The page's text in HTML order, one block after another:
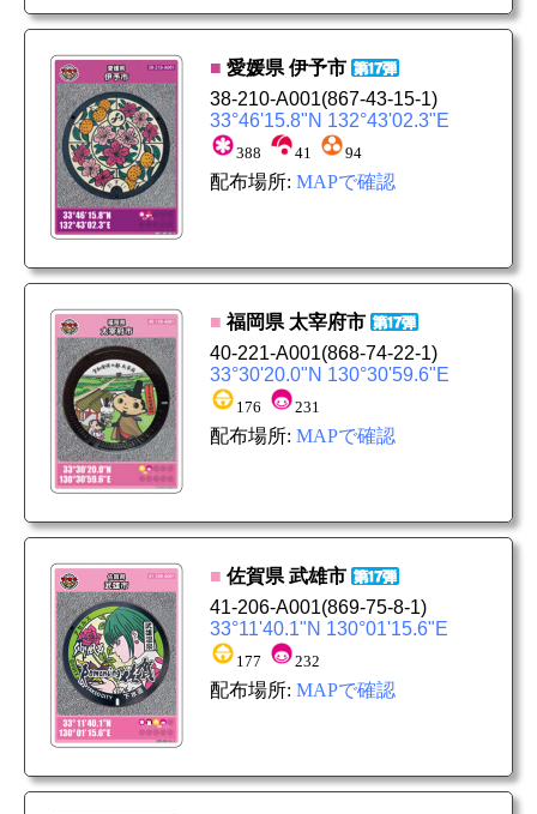
■ 愛媛県 伊予市
38-210-A001(867-43-15-1)
33°46'15.8"N 132°43'02.3"E
388 41 94
配布場所: MAPで確認
■ 福岡県 太宰府市
40-221-A001(868-74-22-1)
33°30'20.0"N 130°30'59.6"E
176 231
配布場所: MAPで確認
■ 佐賀県 武雄市
41-206-A001(869-75-8-1)
33°11'40.1"N 130°01'15.6"E
177 232
配布場所: MAPで確認